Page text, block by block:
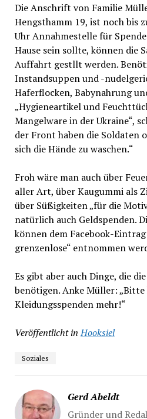
Die Anschrift von Familie
Hengsthamm 19, ist noch bis
Uhr Annahmestelle für
Hause sein sollte, können die
Auffahrt gestllt werden.
Instandsuppen und -
Haferflocken, Babynahrung
„Hygieneartikel und
Mangelware in der Ukraine“,
der Front haben die Soldaten
sich die Hände zu waschen.“
Froh wäre man auch über
aller Art, über Kaugummi als
über Süßigkeiten „für die
natürlich auch Geldspenden.
können dem Facebook-
grenzenlose“ entnommen
Es gibt aber auch Dinge, die
benötigen. Anke Müller: „Bitte
Kleidungsspenden mehr!“
Veröffentlicht in Hooksiel
Soziales
Gerd Abeldt
Gründer und